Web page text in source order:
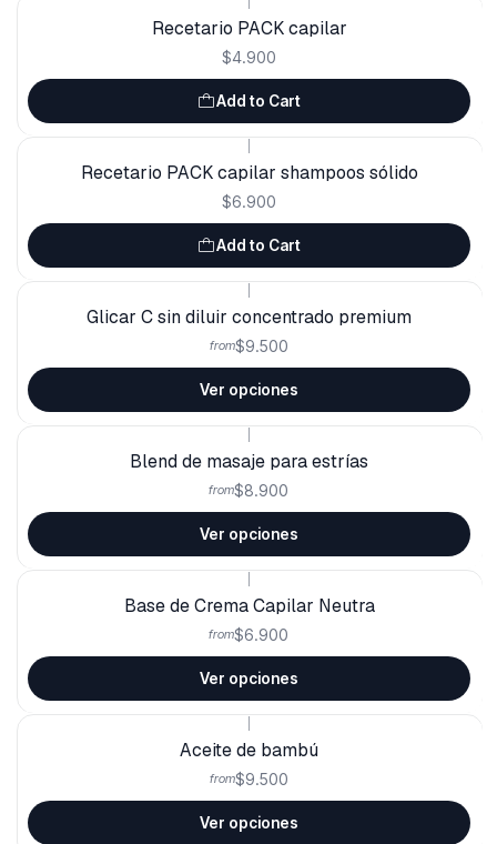
Recetario PACK capilar
$4.900
Add to Cart
Recetario PACK capilar shampoos sólido
$6.900
Add to Cart
Glicar C sin diluir concentrado premium
from$9.500
Ver opciones
Blend de masaje para estrías
from$8.900
Ver opciones
Base de Crema Capilar Neutra
from$6.900
Ver opciones
Aceite de bambú
from$9.500
Ver opciones